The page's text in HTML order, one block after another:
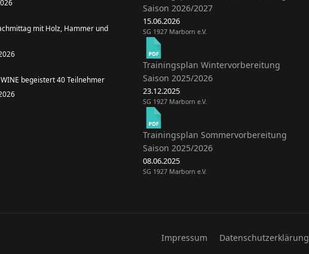
mit Holz, Hammer und
WINE begeistert 40 Teilnehmer
Saison 2026/2027
15.06.2026
SG 1927 Marborn e.V.
Trainingsplan Wintervorbereitung
Saison 2025/2026
23.12.2025
SG 1927 Marborn e.V.
Trainingsplan Sommervorbereitung
Saison 2025/2026
08.06.2025
SG 1927 Marborn e.V.
Impressum Datenschutzerklärung